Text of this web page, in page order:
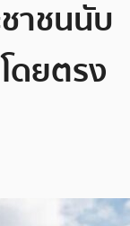
าชนนับ
ดยตรง